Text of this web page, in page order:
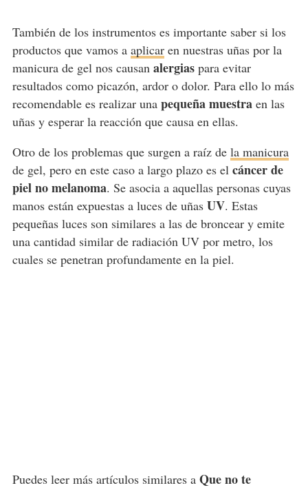
También de los instrumentos es importante saber si los
productos que vamos a aplicaren nuestras uñas por la
manicura de gel nos causan alergiaspara evitar
resultados como picazón, ardor o dolor. Para ello lo más
recomendable es realizar una pequeña muestraen las
uñas y esperar la reacción que causa en ellas.
Otro de los problemas que surgen a raíz de la manicura
de gel, pero en este caso a largo plazo es el cáncer de
piel no melanoma. Se asocia a aquellas personas cuyas
manos están expuestas a luces de uñasUV. Estas
pequeñas luces son similares a las de broncear y emite
una cantidad similar de radiación UV por metro, los
cuales se penetran profundamente en la piel.
Puedes leer más artículos similares a Que no te